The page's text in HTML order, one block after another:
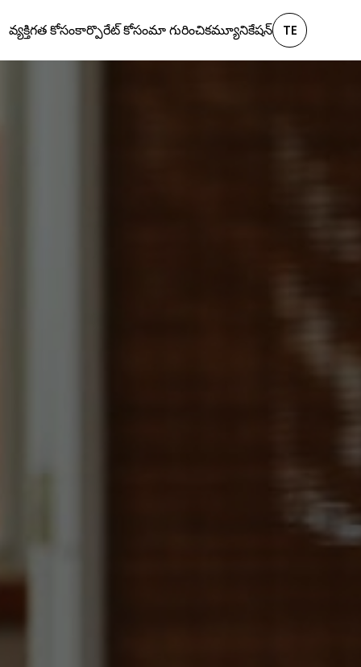
వ్యక్తిగత కోసంకార్పొరేట్ కోసంమా గురించికమ్యూనికేషన్ TE